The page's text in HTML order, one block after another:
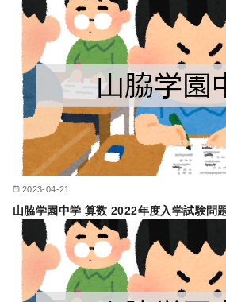
2023-04-21
山脇学園中学 算数 2022年度入学試験問